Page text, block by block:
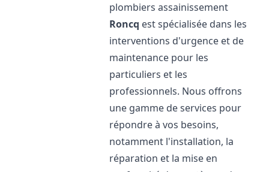
plombiers assainissement
Roncq est spécialisée dans les
interventions d'urgence et de
maintenance pour les
particuliers et les
professionnels. Nous offrons
une gamme de services pour
répondre à vos besoins,
notamment l'installation, la
réparation et la mise en